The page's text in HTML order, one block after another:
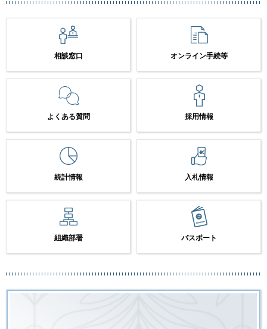
相談窓口 オンライン手続等
よくある質問 採用情報
統計情報 入札情報
組織部署 パスポート